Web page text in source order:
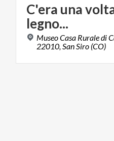
C'era una
legno...
Museo Casa Rurale di
22010, San Siro (CO)